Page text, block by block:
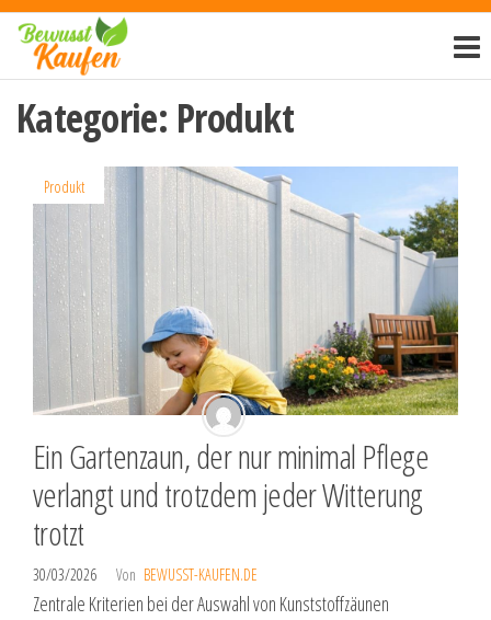
Zum
Inhalt
springen
kaufen.de
Kategorie: Produkt
Produkt
Ein Gartenzaun, der nur minimal Pflege
verlangt und trotzdem jeder Witterung
trotzt
30/03/2026 Von BEWUSST-KAUFEN.DE
Zentrale Kriterien bei der Auswahl von Kunststoffzäunen